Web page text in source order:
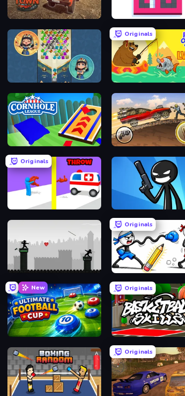
DriveTown BreakStoneBALL
The Queen's Jewels
Originals
Fish Orbit
Cornhole League Earn to Die: Zombie Ride
Originals
Rescue Throw Stickman Bullet Warriors
Javelin Fighting
Originals
Doodle Smash
New
Ultimate Football Cup
Originals
Basketball Skills
Originals